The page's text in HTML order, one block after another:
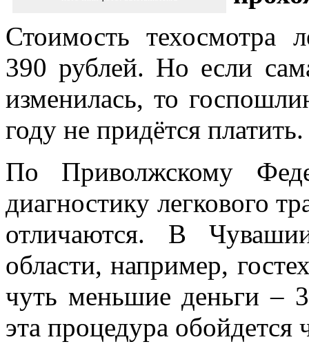
Стоимость техосмотра
390 рублей. Но если
изменилась, то
году не придётся платить.
По Приволжскому
диагностику легкового
отличаются. В
области, например,
чуть меньшие деньги –
эта процедура